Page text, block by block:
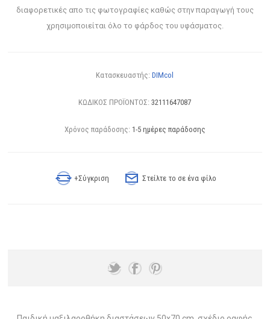
διαφορετικές απο τις φωτογραφίες καθώς στην παραγωγή τους
χρησιμοποιείται όλο το φάρδος του υφάσματος.
Κατασκευαστής: DIMcol
ΚΩΔΙΚΟΣ ΠΡΟΪΟΝΤΟΣ: 32111647087
Χρόνος παράδοσης: 1-5 ημέρες παράδοσης
+Σύγκριση Στείλτε το σε ένα φίλο